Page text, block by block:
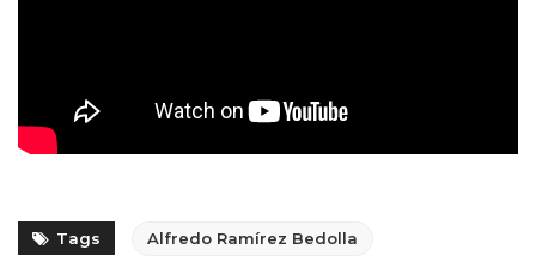
Tags Alfredo Ramírez Bedolla